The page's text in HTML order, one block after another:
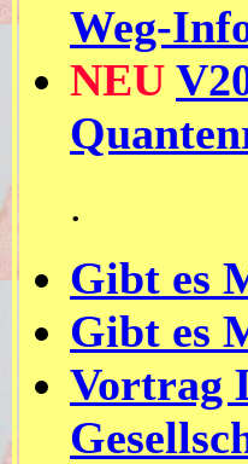
Weg-
NEU
.
Gibt es
Gibt es
Vortrag